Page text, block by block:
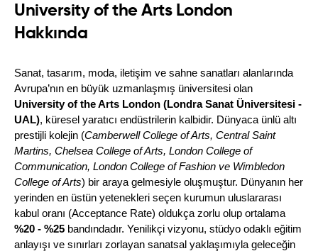
University of the Arts London
Hakkında
Sanat, tasarım, moda, iletişim ve sahne sanatları alanlarında
University of the Arts London (Londra Sanat Üniversitesi -
UAL), küresel yaratıcı endüstrilerin kalbidir. Dünyaca ünlü altı
prestijli kolejin (Camberwell College of Arts, Central Saint
Martins, Chelsea College of Arts, London College of
Communication, London College of Fashion ve Wimbledon
College of Arts) bir araya gelmesiyle oluşmuştur. Dünyanın her
yerinden en üstün yetenekleri seçen kurumun uluslararası
%20 - %25 bandındadır. Yenilikçi vizyonu, stüdyo odaklı eğitim
anlayışı ve sınırları zorlayan sanatsal yaklaşımıyla geleceğin